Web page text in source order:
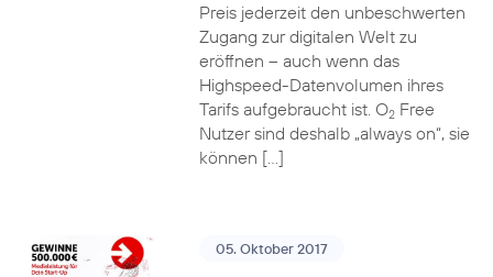
Preis jederzeit den unbeschwerten
Zugang zur digitalen Welt zu
eröffnen – auch wenn das
Highspeed-Datenvolumen ihres
Tarifs aufgebraucht ist. O2Free
Nutzer sind deshalb „always on“, sie
können […]
05. Oktober 2017